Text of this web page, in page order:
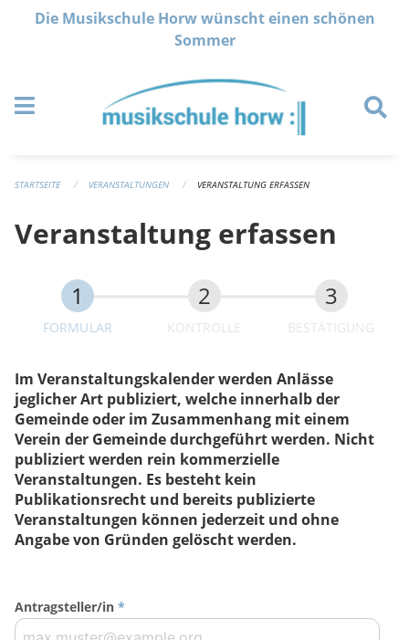
Navigation überspringen
Die Musikschule Horw wünscht einen schönen
Sommer
STARTSEITE VERANSTALTUNGEN VERANSTALTUNG ERFASSEN
Veranstaltung erfassen
FORMULAR KONTROLLE BESTÄTIGUNG
Im Veranstaltungskalender werden Anlässe
jeglicher Art publiziert, welche innerhalb der
Gemeinde oder im Zusammenhang mit einem
Verein der Gemeinde durchgeführt werden. Nicht
publiziert werden rein kommerzielle
Veranstaltungen. Es besteht kein
Publikationsrecht und bereits publizierte
Veranstaltungen können jederzeit und ohne
Angabe von Gründen gelöscht werden.
Antragsteller/in *